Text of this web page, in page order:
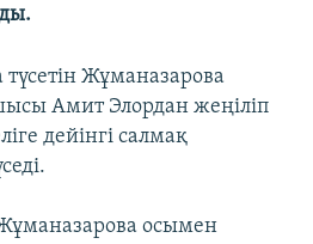
Жұманазарова
Амит Элордан жеңіліп
дейінгі салмақ
осымен